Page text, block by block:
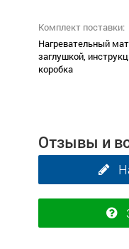
Комплект поставки:
Нагревательный
заглушкой,
коробка
Отзывы и